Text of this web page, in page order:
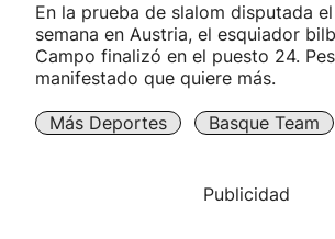
En la prueba de slalom disputada
semana en Austria, el esquiador
Campo finalizó en el puesto 24.
manifestado que quiere más.
Más Deportes Basque Team
Publicidad